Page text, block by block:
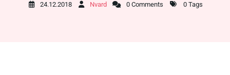
24.12.2018 Nvard 0 Comments 0 Tags